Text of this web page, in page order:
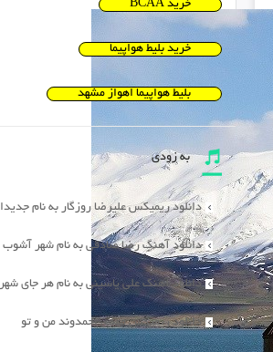
خرید BCAA
خرید بلیط هواپیما
بلیط هواپیما اهواز مشهد
به زودی
دانلود ریمیکس علیرضا روزگار به نام جدیدا
دانلود آهنگ رضا صادقی به نام شهر آشوب
دانلود آهنگ علی یاسینی به نام هر جای شهر
دانلود ریمیکس مهدی احمدوند من و تو